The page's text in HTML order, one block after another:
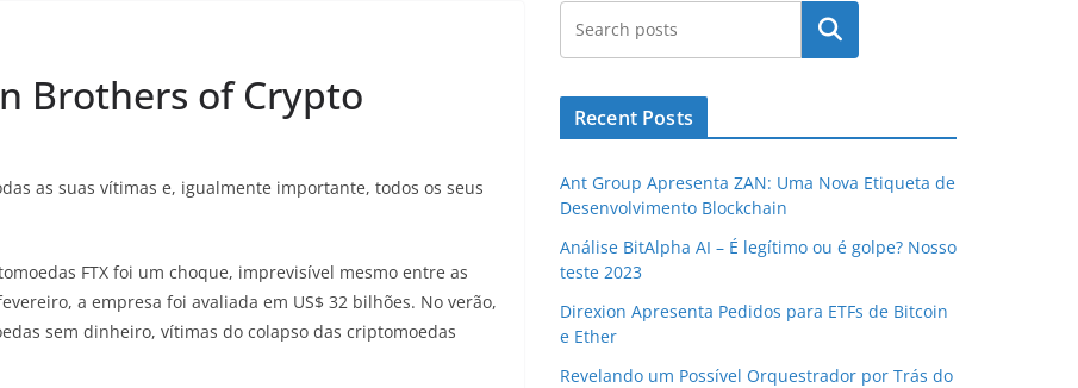
Brothers of Crypto
as suas vítimas e, igualmente importante, todos os seus
FTX foi um choque, imprevisível mesmo entre as
a empresa foi avaliada em US$ 32 bilhões. No verão,
sem dinheiro, vítimas do colapso das criptomoedas
Pesquisar
Recent Posts
Ant Group Apresenta ZAN: Uma Nova Etiqueta de
Desenvolvimento Blockchain
Análise BitAlpha AI – É legítimo ou é golpe? Nosso
teste 2023
Direxion Apresenta Pedidos para ETFs de Bitcoin
e Ether
Revelando um Possível Orquestrador por Trás do